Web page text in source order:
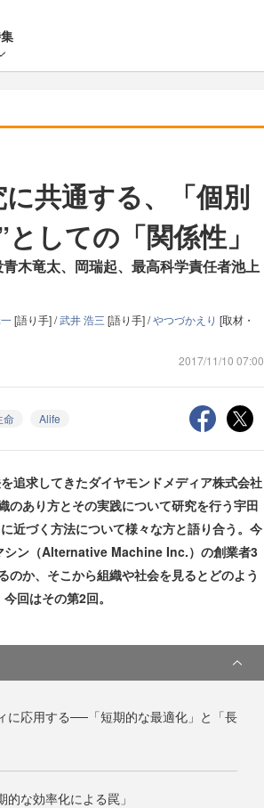
共通する、「個別
しての「関係性」
木竜太、岡瑞起、最高科学責任者池上
[語り手] /武井 浩三 [語り手] /やつづかえり [取材・
2017/11/10 07:00
命 Alife
追求してきたダイヤモンドメディア株式会社
のあり方とその実践について研究を行う宇田
近づく方法について様々な方と語り合う。今
シン（Alternative Machine Inc.）の創業者3
か、そこから組織や社会を見るとどのよう
回はその第2回。
に応用する──「短期的な最適化」と「長
な効率化による罠」